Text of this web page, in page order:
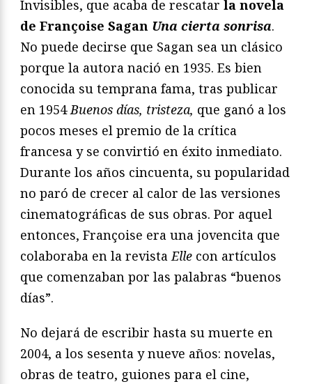
Invisibles, que acaba de rescatar la novela
de Françoise Sagan Una cierta sonrisa.
No puede decirse que Sagan sea un clásico
porque la autora nació en 1935. Es bien
conocida su temprana fama, tras publicar
en 1954Buenos días, tristeza, que ganó a los
pocos meses el premio de la crítica
francesa y se convirtió en éxito inmediato.
Durante los años cincuenta, su popularidad
no paró de crecer al calor de las versiones
cinematográficas de sus obras. Por aquel
entonces, Françoise era una jovencita que
colaboraba en la revistaElle con artículos
que comenzaban por las palabras “buenos
días”.
No dejará de escribir hasta su muerte en
2004, a los sesenta y nueve años: novelas,
obras de teatro, guiones para el cine,